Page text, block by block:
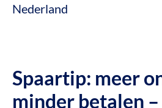
Nederland
Spaartip: meer
minder betalen